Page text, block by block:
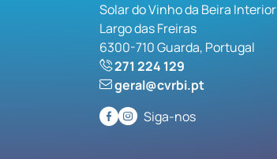
Solar do Vinho da Beira Interior
Largo das Freiras
6300-710 Guarda, Portugal
271 224 129
geral@cvrbi.pt
Siga-nos